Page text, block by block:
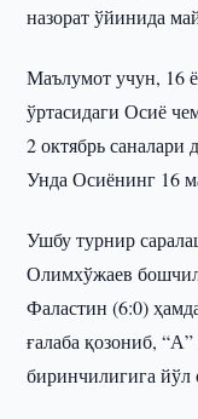
назорат ўйинида
Маълумот учун, 16
ўртасидаги Осиё
2 октябрь
Унда Осиёнинг 16
Ушбу турнир
Олимхўжаев
Фаластин (6:0)
ғалаба қозониб,
биринчилигига йўл